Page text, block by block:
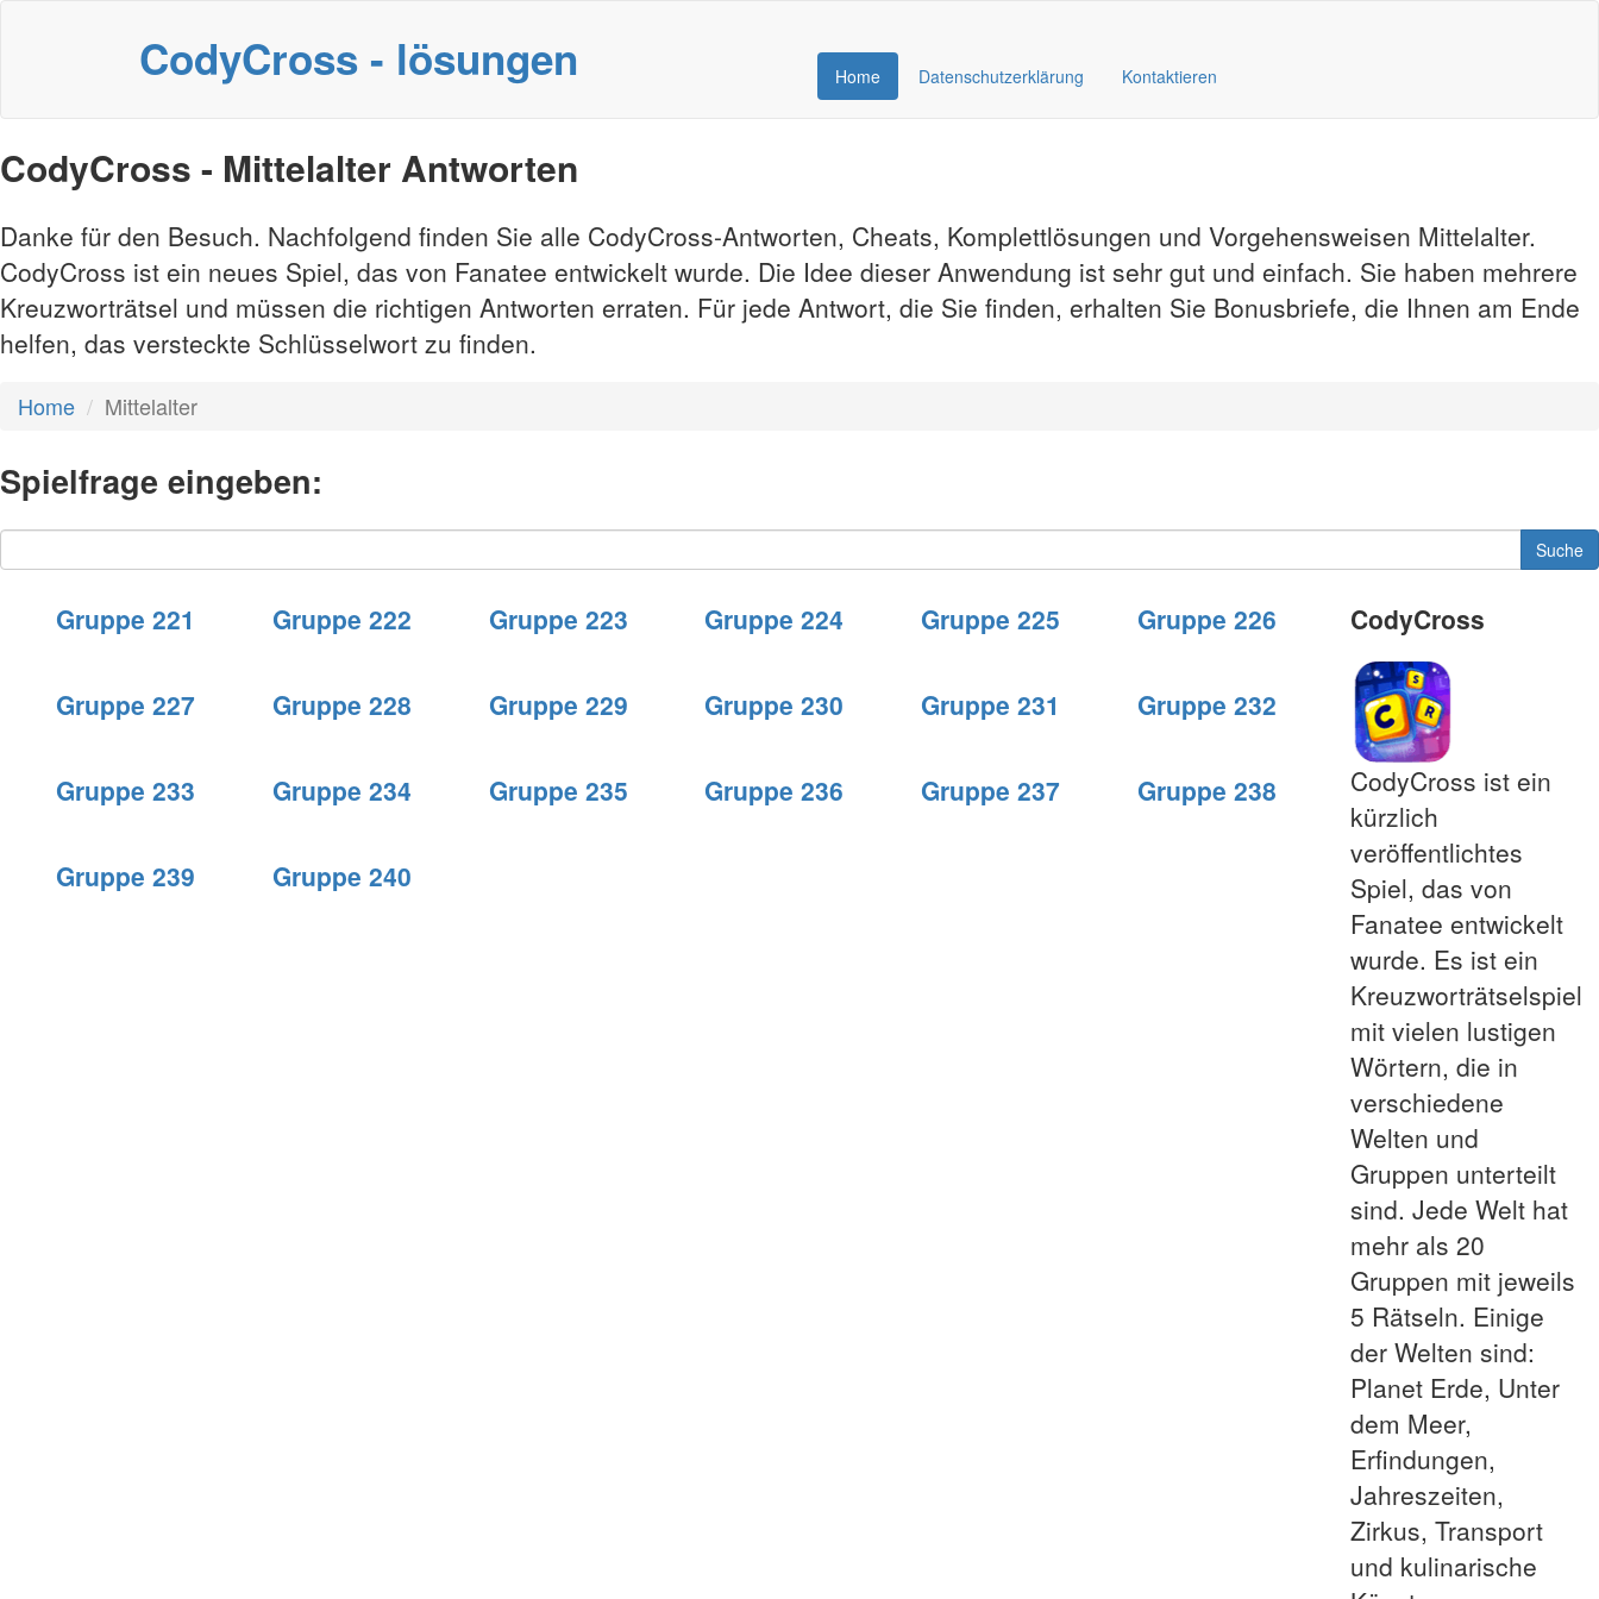
CodyCross - lösungen Home Datenschutzerklärung Kontaktieren
CodyCross - Mittelalter Antworten
Danke für den Besuch. Nachfolgend finden Sie alle CodyCross-Antworten, Cheats, Komplettlösungen und Vorgehensweisen Mittelalter.
CodyCross ist ein neues Spiel, das von Fanatee entwickelt wurde. Die Idee dieser Anwendung ist sehr gut und einfach. Sie haben mehrere
Kreuzworträtsel und müssen die richtigen Antworten erraten. Für jede Antwort, die Sie finden, erhalten Sie Bonusbriefe, die Ihnen am Ende
helfen, das versteckte Schlüsselwort zu finden.
Home Mittelalter
Spielfrage eingeben:
Suche
Gruppe 221 Gruppe 222 Gruppe 223 Gruppe 224 Gruppe 225 Gruppe 226
Gruppe 227 Gruppe 228 Gruppe 229 Gruppe 230 Gruppe 231 Gruppe 232
Gruppe 233 Gruppe 234 Gruppe 235 Gruppe 236 Gruppe 237 Gruppe 238
Gruppe 239 Gruppe 240
CodyCross
CodyCross ist ein
kürzlich
veröffentlichtes
Spiel, das von
Fanatee entwickelt
wurde. Es ist ein
Kreuzworträtselspiel
mit vielen lustigen
Wörtern, die in
verschiedene
Welten und
Gruppen unterteilt
sind. Jede Welt hat
mehr als 20
Gruppen mit jeweils
5 Rätseln. Einige
der Welten sind:
Planet Erde, Unter
dem Meer,
Erfindungen,
Jahreszeiten,
Zirkus, Transport
und kulinarische